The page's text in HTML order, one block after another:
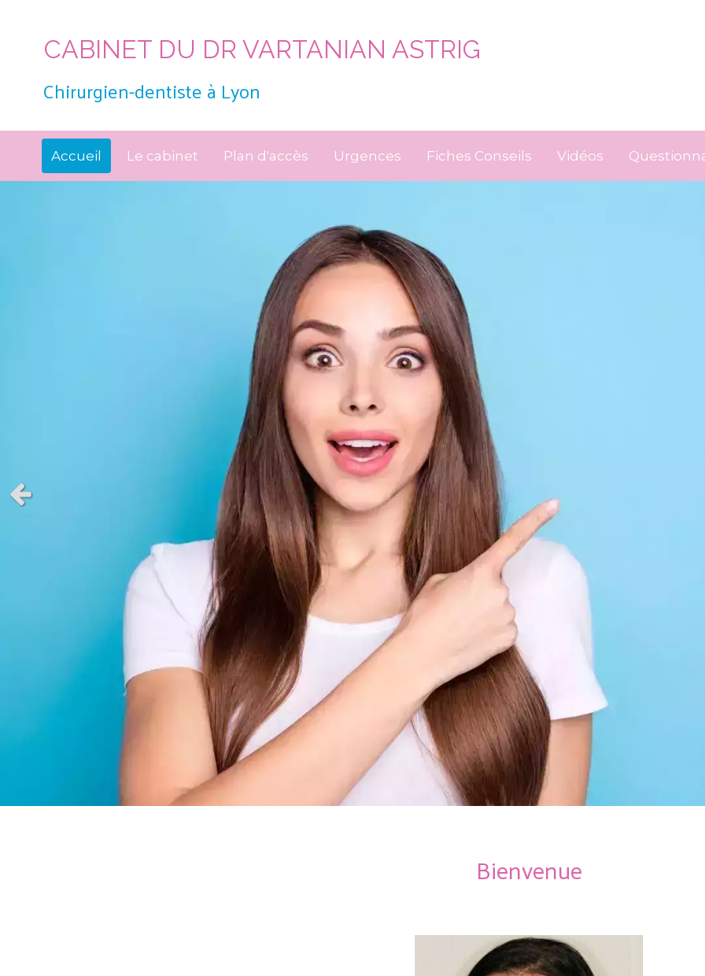
Accueil Le cabinet Plan d'accès Urgences Fiches Conseils Vidéos
CABINET DU DR VARTANIAN ASTRIG
Chirurgien-dentiste à Lyon
Slide précédent
Bienvenue